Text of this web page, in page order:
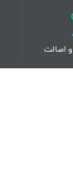
اصالت